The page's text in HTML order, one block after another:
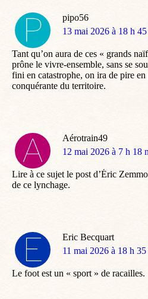
pipo56
dit
13 mai 2026 à 18 h
Tant qu’on aura de ces « grands
prône le vivre-ensemble, sans se
fini en catastrophe, on ira de pire
conquérante du territoire.
Aérotrain49
dit
12 mai 2026 à 7 h 18
Lire à ce sujet le post d’Éric
de ce lynchage.
Eric Becquart
dit
11 mai 2026 à 18 h
Le foot est un « sport » de racailles.